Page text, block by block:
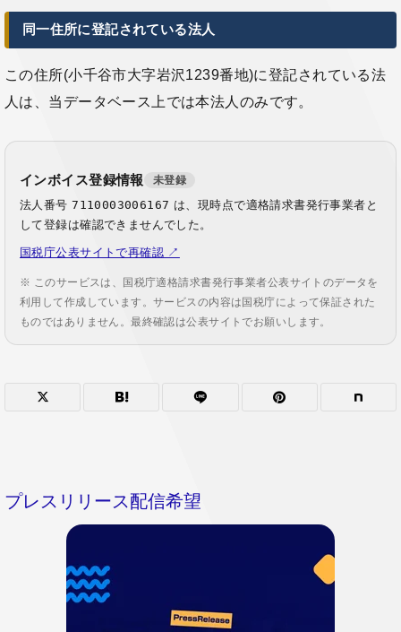
同一住所に登記されている法人
この住所(小千谷市大字岩沢1239番地)に登記されている法
人は、当データベース上では本法人のみです。
インボイス登録情報 未登録
法人番号7110003006167 は、現時点で適格請求書発行事業者と
して登録は確認できませんでした。
国税庁公表サイトで再確認 ↗
※ このサービスは、国税庁適格請求書発行事業者公表サイトのデータを
利用して作成しています。サービスの内容は国税庁によって保証された
ものではありません。最終確認は公表サイトでお願いします。
プレスリリース配信希望